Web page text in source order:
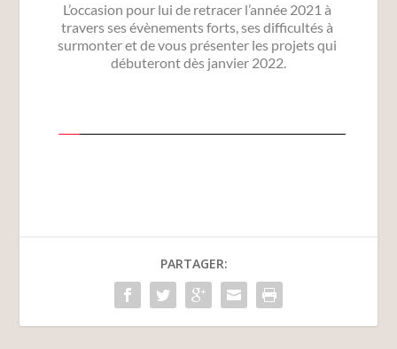
L’occasion pour lui de retracer l’année 2021 à
travers ses évènements forts, ses difficultés à
surmonter et de vous présenter les projets qui
débuteront dès janvier 2022.
PARTAGER: